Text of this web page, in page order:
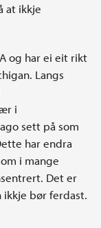
at ikkje
og har ei eit rikt
Langs
i
sett på som
har endra
i mange
Det er
ikkje bør ferdast.